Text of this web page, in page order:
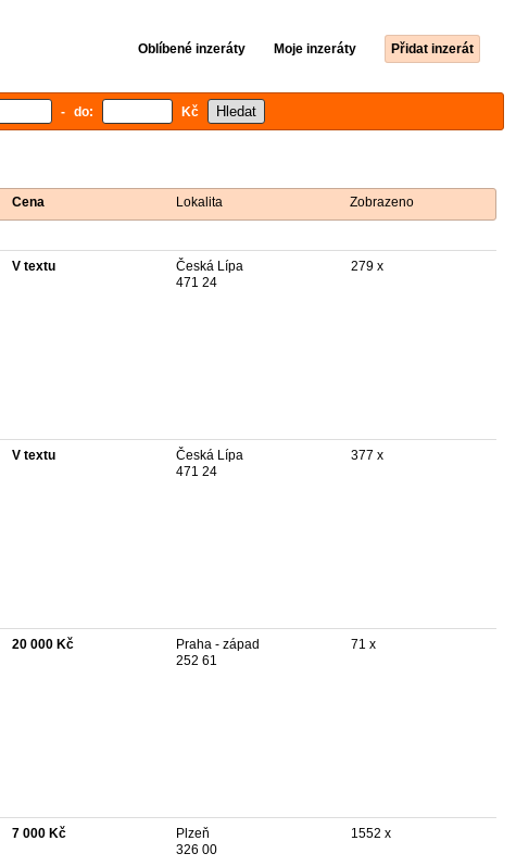
Oblíbené inzeráty Moje inzeráty Přidat inzerát
- do: Kč
Cena Lokalita Zobrazeno
V textu
Česká Lípa
471 24
279 x
V textu
Česká Lípa
471 24
377 x
20 000 Kč
Praha - západ
252 61
71 x
7 000 Kč
Plzeň
326 00
1552 x